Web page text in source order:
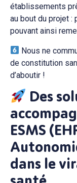
établissements
au bout du projet
pouvant ainsi
Nous ne
de constitution
d’aboutir !
Des
ESMS
dans le